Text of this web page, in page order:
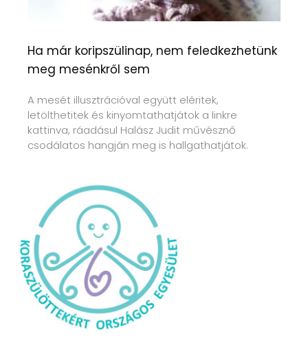
Ha már koripszülinap, nem feledkezhetünk
meg mesénkről sem
A mesét illusztrációval együtt eléritek,
letölthetitek és kinyomtathatjátok a linkre
kattinva, ráadásul Halász Judit művésznő
csodálatos hangján meg is hallgathatjátok.